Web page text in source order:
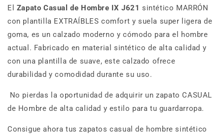
El Zapato Casual de Hombre IX J621 sintético MARRÓN
con plantilla EXTRAÍBLES comfort y suela super ligera de
goma, es un calzado moderno y cómodo para el hombre
actual. Fabricado en material sintético de alta calidad y
con una plantilla de suave, este calzado ofrece
durabilidad y comodidad durante su uso.
No pierdas la oportunidad de adquirir un zapato CASUAL
de Hombre de alta calidad y estilo para tu guardarropa.
Consigue ahora tus zapatos casual de hombre sintético